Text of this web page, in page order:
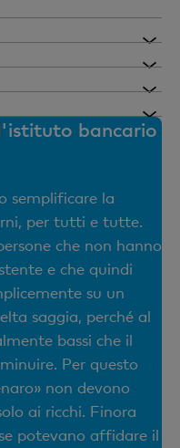
«Reddito»
solo una
e volete
«Equilibrata»
piuttosto elevato,
azioni.
«Crescita»
e intendete investire
da 1
eseguire
in base al
secondo il
d'investimento
bancario
semplificare la
per tutti e tutte.
che non hanno
e che quindi
su un
saggia, perché al
bassi che il
Per questo
non devono
ai ricchi. Finora
potevano affidare il